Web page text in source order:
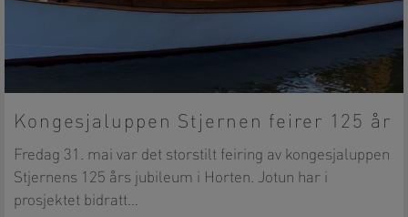
Kongesjaluppen Stjernen feirer 125 år
Fredag 31. mai var det storstilt feiring av kongesjaluppen
Stjernens 125 års jubileum i Horten. Jotun har i
prosjektet bidratt…